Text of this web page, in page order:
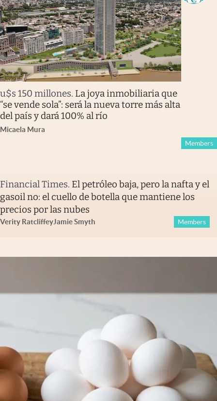
u$s 150 millones. La joya inmobiliaria que
“se vende sola”: será la nueva torre más alta
del país y dará 100% al río
Micaela Mura
Members
Financial Times. El petróleo baja, pero la nafta y el
gasoil no: el cuello de botella que mantiene los
precios por las nubes
Verity RatcliffeyJamie Smyth Members